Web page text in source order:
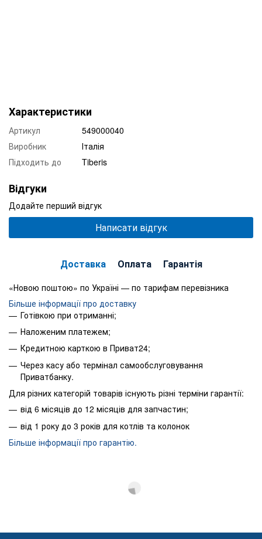
Характеристики
Артикул
549000040
Виробник
Італія
Підходить до
Tiberis
Відгуки
Додайте перший відгук
Написати відгук
Доставка Оплата Гарантія
«Новою поштою» по Україні — по тарифам перевізника
Більше інформації про доставку
Готівкою при отриманні;
Наложеним платежем;
Кредитною карткою в Приват24;
Через касу або термінал самообслуговування
Приватбанку.
Для різних категорій товарів існують різні терміни гарантії:
від 6 місяців до 12 місяців для запчастин;
від 1 року до 3 років для котлів та колонок
Більше інформації про гарантію.